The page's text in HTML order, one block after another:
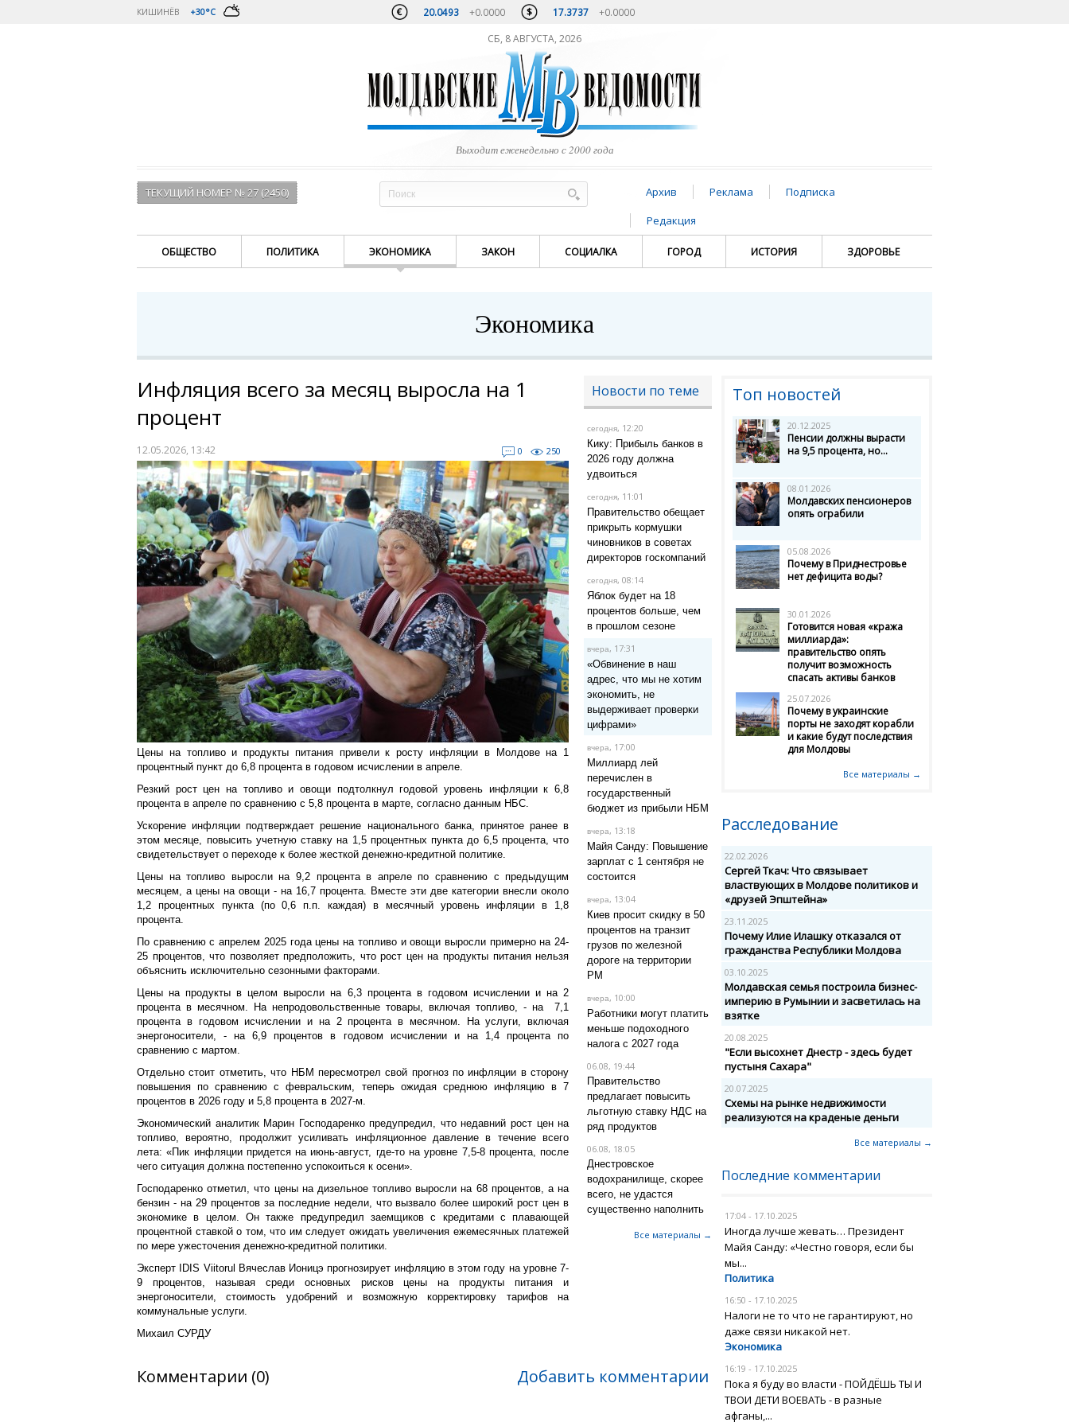
КИШИНЁВ +30°C 20.0493 +0.0000 17.3737 +0.0000
СБ, 8 АВГУСТА, 2026
Выходит еженедельно с 2000 года
ТЕКУЩИЙ НОМЕР № 27 (2450) Архив Реклама
Подписка
Редакция
ОБЩЕСТВО ПОЛИТИКА ЭКОНОМИКА ЗАКОН СОЦИАЛКА ГОРОД ИСТОРИЯ ЗДОРОВЬЕ
Экономика
Инфляция всего за месяц выросла на 1
процент
12.05.2026, 13:42 0 250
Цены на топливо и продукты питания привели к росту инфляции в Молдове на 1
процентный пункт до 6,8 процента в годовом исчислении в апреле.
Резкий рост цен на топливо и овощи подтолкнул годовой уровень инфляции к 6,8
процента в апреле по сравнению с 5,8 процента в марте, согласно данным НБС.
Ускорение инфляции подтверждает решение национального банка, принятое ранее в
этом месяце, повысить учетную ставку на 1,5 процентных пункта до 6,5 процента, что
свидетельствует о переходе к более жесткой денежно-кредитной политике.
Цены на топливо выросли на 9,2 процента в апреле по сравнению с предыдущим
месяцем, а цены на овощи - на 16,7 процента. Вместе эти две категории внесли около
1,2 процентных пункта (по 0,6 п.п. каждая) в месячный уровень инфляции в 1,8
процента.
По сравнению с апрелем 2025 года цены на топливо и овощи выросли примерно на 24-
25 процентов, что позволяет предположить, что рост цен на продукты питания нельзя
объяснить исключительно сезонными факторами.
Цены на продукты в целом выросли на 6,3 процента в годовом исчислении и на 2
процента в месячном. На непродовольственные товары, включая топливо, - на 7,1
процента в годовом исчислении и на 2 процента в месячном. На услуги, включая
энергоносители, - на 6,9 процентов в годовом исчислении и на 1,4 процента по
сравнению с мартом.
Отдельно стоит отметить, что НБМ пересмотрел свой прогноз по инфляции в сторону
повышения по сравнению с февральским, теперь ожидая среднюю инфляцию в 7
процентов в 2026 году и 5,8 процента в 2027-м.
Экономический аналитик Марин Господаренко предупредил, что недавний рост цен на
топливо, вероятно, продолжит усиливать инфляционное давление в течение всего
лета: «Пик инфляции придется на июнь-август, где-то на уровне 7,5-8 процента, после
чего ситуация должна постепенно успокоиться к осени».
Господаренко отметил, что цены на дизельное топливо выросли на 68 процентов, а на
бензин - на 29 процентов за последние недели, что вызвало более широкий рост цен в
экономике в целом. Он также предупредил заемщиков с кредитами с плавающей
процентной ставкой о том, что им следует ожидать увеличения ежемесячных платежей
по мере ужесточения денежно-кредитной политики.
Эксперт IDIS Viitorul Вячеслав Ионицэ прогнозирует инфляцию в этом году на уровне 7-
9 процентов, называя среди основных рисков цены на продукты питания и
энергоносители, стоимость удобрений и возможную корректировку тарифов на
коммунальные услуги.
Михаил СУРДУ
Новости по теме
сегодня, 12:20
Кику: Прибыль банков в
2026 году должна
удвоиться
сегодня, 11:01
Правительство обещает
прикрыть кормушки
чиновников в советах
директоров госкомпаний
сегодня, 08:14
Яблок будет на 18
процентов больше, чем
в прошлом сезоне
вчера, 17:31
«Обвинение в наш
адрес, что мы не хотим
экономить, не
выдерживает проверки
цифрами»
вчера, 17:00
Миллиард лей
перечислен в
государственный
бюджет из прибыли НБМ
вчера, 13:18
Майя Санду: Повышение
зарплат с 1 сентября не
состоится
вчера, 13:04
Киев просит скидку в 50
процентов на транзит
грузов по железной
дороге на территории
РМ
вчера, 10:00
Работники могут платить
меньше подоходного
налога с 2027 года
06.08, 19:44
Правительство
предлагает повысить
льготную ставку НДС на
ряд продуктов
06.08, 18:05
Днестровское
водохранилище, скорее
всего, не удастся
существенно наполнить
Все материалы →
Комментарии (0) Добавить комментарии
Топ новостей
20.12.2025
Пенсии должны вырасти
на 9,5 процента, но...
08.01.2026
Молдавских пенсионеров
опять ограбили
05.08.2026
Почему в Приднестровье
нет дефицита воды?
30.01.2026
Готовится новая «кража
миллиарда»:
правительство опять
получит возможность
спасать активы банков
25.07.2026
Почему в украинские
порты не заходят корабли
и какие будут последствия
для Молдовы
Все материалы →
Расследование
22.02.2026
Сергей Ткач: Что связывает
властвующих в Молдове политиков и
«друзей Эпштейна»
23.11.2025
Почему Илие Илашку отказался от
гражданства Республики Молдова
03.10.2025
Молдавская семья построила бизнес-
империю в Румынии и засветилась на
взятке
20.08.2025
"Если высохнет Днестр - здесь будет
пустыня Сахара"
20.07.2025
Схемы на рынке недвижимости
реализуются на краденые деньги
Все материалы →
Последние комментарии
17:04 - 17.10.2025
Иногда лучше жевать… Президент
Майя Санду: «Честно говоря, если бы
мы...
Политика
16:50 - 17.10.2025
Налоги не то что не гарантируют, но
даже связи никакой нет.
Экономика
16:19 - 17.10.2025
Пока я буду во власти - ПОЙДЁШЬ ТЫ И
ТВОИ ДЕТИ ВОЕВАТЬ - в разные
афганы,...